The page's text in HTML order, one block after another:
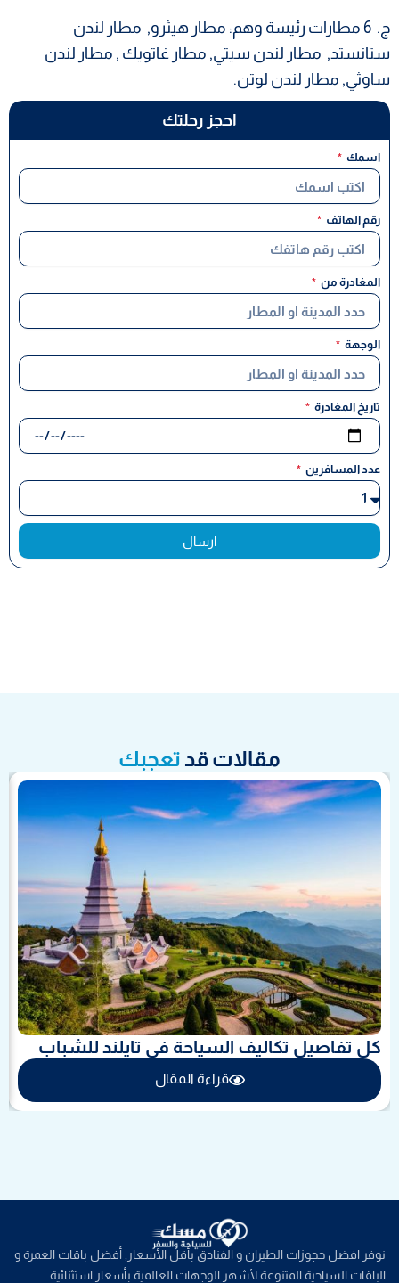
احجز رحلتك
اسمك
رقم الهاتف
المغادرة من
الوجهة
تاريخ المغادرة
عدد المسافرين
ارسال
ج. 6 مطارات رئيسة وهم: مطار هيثرو, مطار لندن
ستانستد, مطار لندن سيتي, مطار غاتويك , مطار لندن
ساوثي, مطار لندن لوتن.
مقالات قد تعجبك
كل تفاصيل تكاليف السياحة في تايلند للشباب
قراءة المقال
نوفر افضل حجوزات الطيران و الفنادق بأقل الأسعار, أفضل باقات العمرة و
الباقات السياحية المتنوعة لأشهر الوجهات العالمية بأسعار استثنائية.